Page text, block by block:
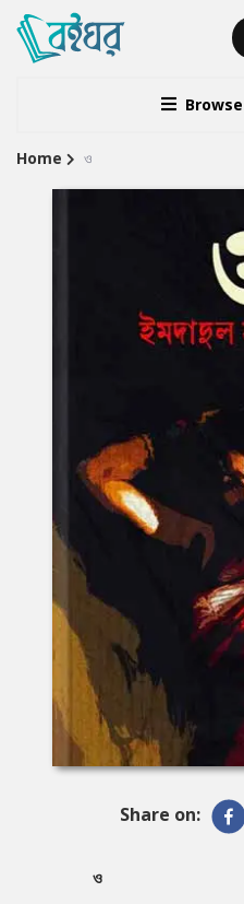
Site
Home ও
Share on:
ও